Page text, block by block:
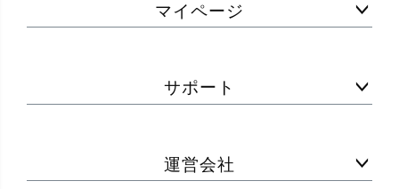
マイページ
サポート
運営会社